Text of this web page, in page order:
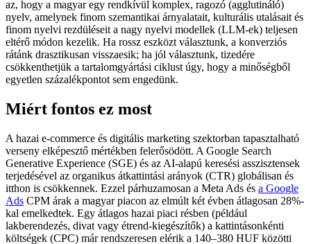
az, hogy a magyar egy rendkívül komplex, ragozó (agglutináló)
nyelv, amelynek finom szemantikai árnyalatait, kulturális utalásait és
finom nyelvi rezdüléseit a nagy nyelvi modellek (LLM-ek) teljesen
eltérő módon kezelik. Ha rossz eszközt választunk, a konverziós
rátánk drasztikusan visszaesik; ha jól választunk, tizedére
csökkenthetjük a tartalomgyártási ciklust úgy, hogy a minőségből
egyetlen százalékpontot sem engedünk.
Miért fontos ez most
A hazai e-commerce és digitális marketing szektorban tapasztalható
verseny elképesztő mértékben felerősödött. A Google Search
Generative Experience (SGE) és az AI-alapú keresési asszisztensek
terjedésével az organikus átkattintási arányok (CTR) globálisan és
itthon is csökkennek. Ezzel párhuzamosan a Meta Ads és a Google
Ads CPM árak a magyar piacon az elmúlt két évben átlagosan 28%-
kal emelkedtek. Egy átlagos hazai piaci résben (például
lakberendezés, divat vagy étrend-kiegészítők) a kattintásonkénti
költségek (CPC) már rendszeresen elérik a 140–380 HUF közötti